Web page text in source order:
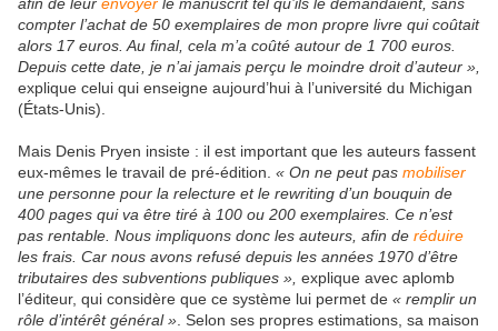
compter l’achat de 50 exemplaires de mon propre livre qui coûtait
alors 17 euros. Au final, cela m’a coûté autour de 1 700 euros.
Depuis cette date, je n’ai jamais perçu le moindre droit d’auteur »,
explique celui qui enseigne aujourd’hui à l’université du Michigan
(États-Unis).
Mais Denis Pryen insiste : il est important que les auteurs fassent
eux-mêmes le travail de pré-édition. « On ne peut pas mobiliser
une personne pour la relecture et le rewriting d’un bouquin de
400 pages qui va être tiré à 100 ou 200 exemplaires. Ce n’est
pas rentable. Nous impliquons donc les auteurs, afin de réduire
les frais. Car nous avons refusé depuis les années 1970 d’être
tributaires des subventions publiques », explique avec aplomb
l’éditeur, qui considère que ce système lui permet de « remplir un
rôle d’intérêt général » Selon ses propres estimations, sa maison